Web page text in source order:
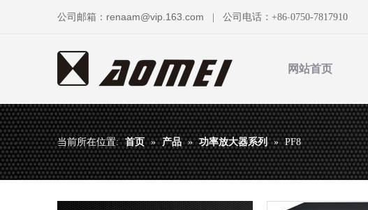
公司邮箱： renaam@vip.163.com | 公司电话 ： +86-0750-7817910
网站首页
当前所在位置: 首页 » 产品 » 功率放大器系列 » PF8